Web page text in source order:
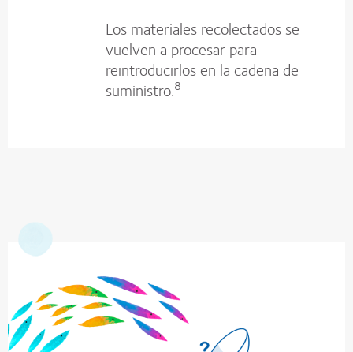
Los materiales recolectados se
vuelven a procesar para
reintroducirlos en la cadena de
suministro.8